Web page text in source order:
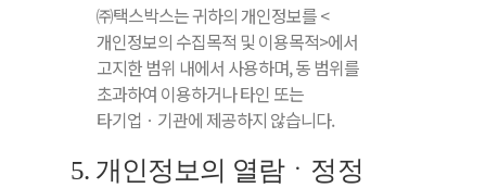
㈜택스박스는 귀하의 개인정보를 <
개인정보의 수집목적 및 이용목적>에서
고지한 범위 내에서 사용하며, 동 범위를
초과하여 이용하거나 타인 또는
타기업ㆍ기관에 제공하지 않습니다.
5. 개인정보의 열람ㆍ정정